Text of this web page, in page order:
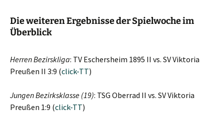
Die weiteren Ergebnisse der Spielwoche im
Überblick
Herren Bezirskliga: TV Eschersheim 1895 II vs. SV Viktoria
Preußen II 3:9 (click-TT)
Jungen Bezirksklasse (19): TSG Oberrad II vs. SV Viktoria
Preußen 1:9 (click-TT)